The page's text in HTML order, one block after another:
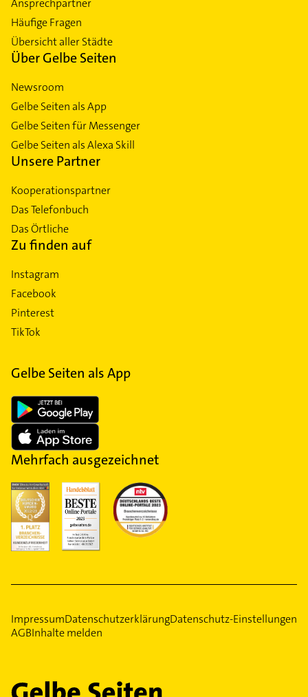
Ansprechpartner
Häufige Fragen
Übersicht aller Städte
Über Gelbe Seiten
Newsroom
Gelbe Seiten als App
Gelbe Seiten für Messenger
Gelbe Seiten als Alexa Skill
Unsere Partner
Kooperationspartner
Das Telefonbuch
Das Örtliche
Zu finden auf
Instagram
Facebook
Pinterest
TikTok
Gelbe Seiten als App
Mehrfach ausgezeichnet
ImpressumDatenschutzerklärungDatenschutz-Einstellungen
AGBInhalte melden